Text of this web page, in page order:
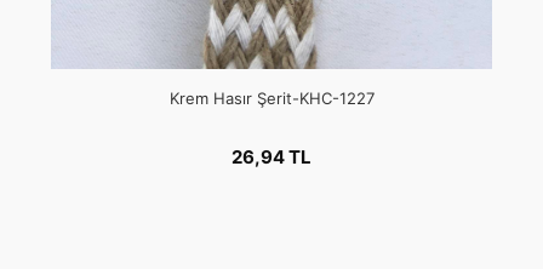
Krem Hasır Şerit-KHC-1227
26,94 TL